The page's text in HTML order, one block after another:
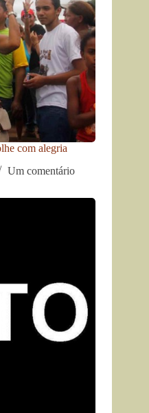
com alegria
Um comentário